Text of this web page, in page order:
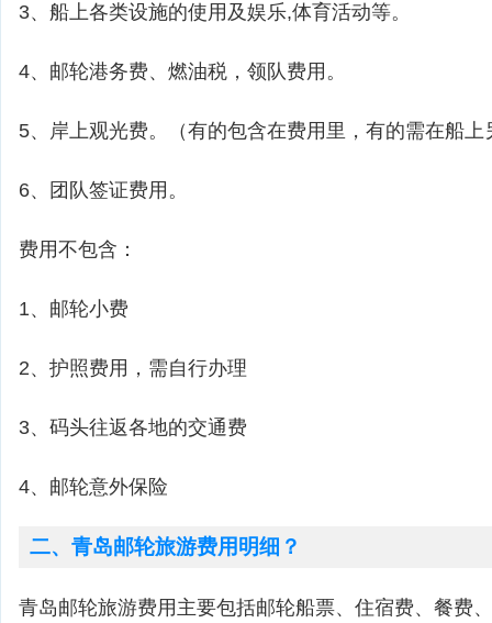
3、船上各类设施的使用及娱乐,体育活动等。
4、邮轮港务费、燃油税，领队费用。
5、岸上观光费。（有的包含在费用里，有的需在船上
6、团队签证费用。
费用不包含：
1、邮轮小费
2、护照费用，需自行办理
3、码头往返各地的交通费
4、邮轮意外保险
二、青岛邮轮旅游费用明细？
青岛邮轮旅游费用主要包括邮轮船票、住宿费、餐费